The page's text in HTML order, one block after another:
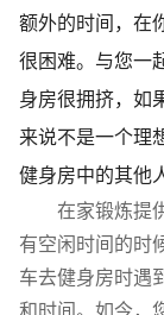
额外的时间，在
很困难。与您一
身房很拥挤，如
来说不是一个理
健身房中的其他
在家锻炼提供
有空闲时间的时
车去健身房时遇
和时间。如今，